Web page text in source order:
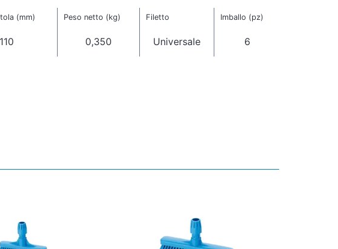
(mm) Peso netto (kg) Filetto Imballo (pz)
110 0,350 Universale 6